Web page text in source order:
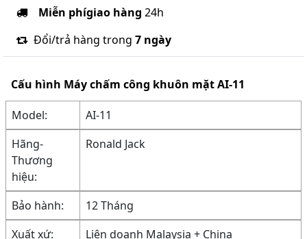
Miễn phígiao hàng 24h
Đổi/trả hàng trong 7 ngày
Cấu hình Máy chấm công khuôn mặt AI-11
Model:
AI-11
Hãng-
Thương
hiệu:
Ronald Jack
Bảo hành:
12 Tháng
Xuất xứ:
Liên doanh Malaysia + China